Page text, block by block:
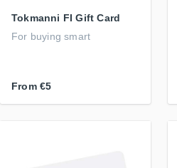
Tokmanni FI Gift Card
For buying smart
From €5